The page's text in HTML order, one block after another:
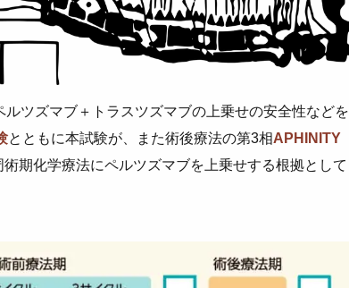
ツズマブ＋トラスツズマブの上乗せの安全性などを
とともに本試験が、また術後療法の第3相APHINITY
期化学療法にペルツズマブを上乗せする根拠として